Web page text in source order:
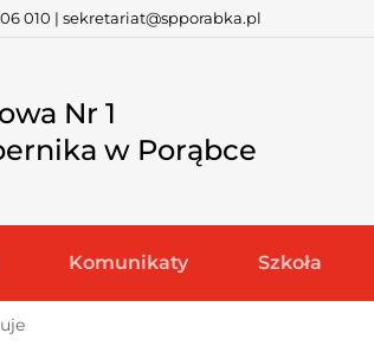
010 | sekretariat@spporabka.pl
Nr 1
w Porąbce
Komunikaty Szkoła